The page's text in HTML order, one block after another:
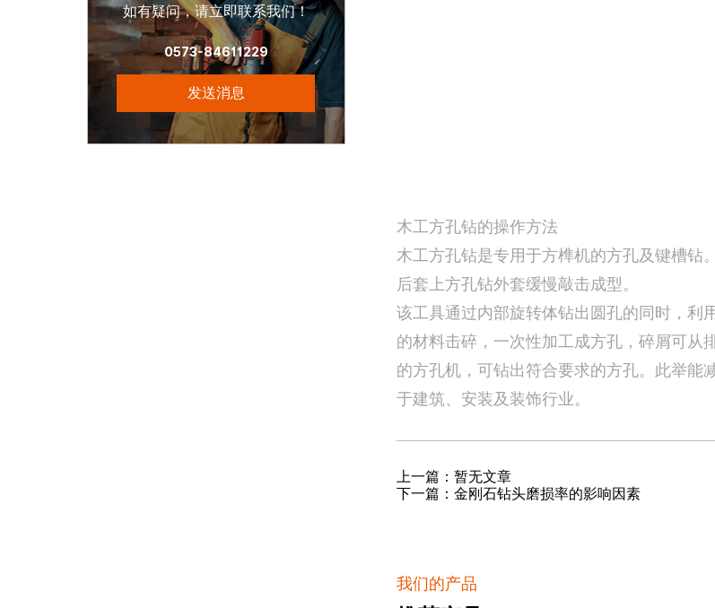
如有疑问，请立即联系我们！
0573-84611229
发送消息
木工方孔钻的操作方法
木工方孔钻是专用于方榫机的方孔及键槽钻
后套上方孔钻外套缓慢敲击成型。
该工具通过内部旋转体钻出圆孔的同时，利
的材料击碎，一次性加工成方孔，碎屑可从
的方孔机，可钻出符合要求的方孔。此举能
于建筑、安装及装饰行业。
上一篇：暂无文章
下一篇：金刚石钻头磨损率的影响因素
我们的产品